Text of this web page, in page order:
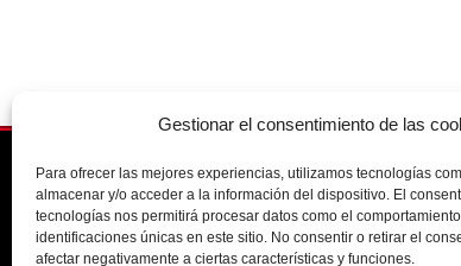
Gestionar el consentimiento de las
Para ofrecer las mejores experiencias, utilizamos tecnologías
almacenar y/o acceder a la información del dispositivo. El
tecnologías nos permitirá procesar datos como el
identificaciones únicas en este sitio. No consentir o retirar el
afectar negativamente a ciertas características y funciones.
91 388 9056
info@opticamecavision.es